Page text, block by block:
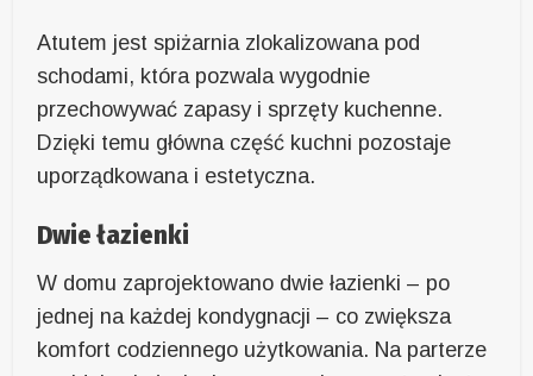
Atutem jest spiżarnia zlokalizowana pod
schodami, która pozwala wygodnie
przechowywać zapasy i sprzęty kuchenne.
Dzięki temu główna część kuchni pozostaje
uporządkowana i estetyczna.
Dwie łazienki
W domu zaprojektowano dwie łazienki – po
jednej na każdej kondygnacji – co zwiększa
komfort codziennego użytkowania. Na parterze